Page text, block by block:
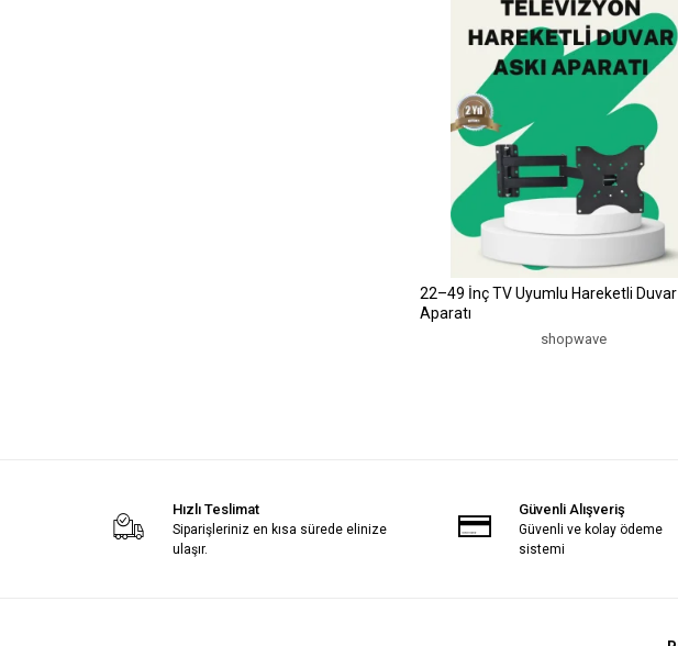
22–49 İnç TV Uyumlu Hareketli Duvar
Aparatı
shopwave
Hızlı Teslimat
Siparişleriniz en kısa sürede elinize
ulaşır.
Güvenli Alışveriş
Güvenli ve kolay ödeme
sistemi